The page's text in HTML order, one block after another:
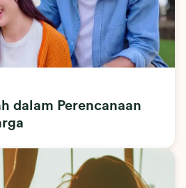
dalam Perencanaan